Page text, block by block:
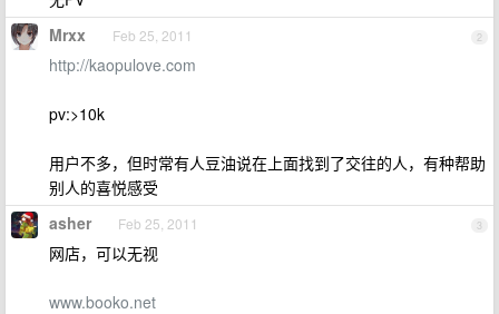
2
Mrxx Feb 25, 2011
http://kaopulove.com
pv:>10k
用户不多，但时常有人豆油说在上面找到了交往的人，有种帮助
别人的喜悦感受
3
asher Feb 25, 2011
网店，可以无视
www.booko.net